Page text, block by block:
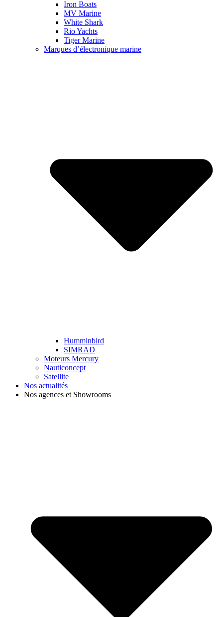
Iron Boats
MV Marine
White Shark
Rio Yachts
Tiger Marine
Marques d’électronique marine
Humminbird
SIMRAD
Moteurs Mercury
Nauticoncept
Satellite
Nos actualités
Nos agences et Showrooms